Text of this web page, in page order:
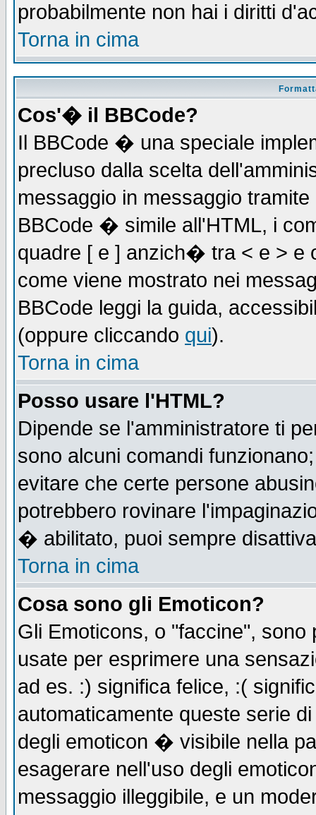
probabilmente non hai i diritti
Torna in cima
Cos'� il BBCode?
Il BBCode � una speciale
precluso dalla scelta
messaggio in messaggio
BBCode � simile all'HTML, i
quadre [ e ] anzich� tra < e > e
come viene mostrato nei
BBCode leggi la guida,
(oppure cliccando qui).
Torna in cima
Posso usare l'HTML?
Dipende se l'amministratore ti
sono alcuni comandi
evitare che certe persone
potrebbero rovinare
� abilitato, puoi sempre
Torna in cima
Cosa sono gli Emoticon?
Gli Emoticons, o "faccine",
usate per esprimere una
ad es. :) significa felice, :(
automaticamente queste serie
degli emoticon � visibile nella
esagerare nell'uso degli
messaggio illeggibile, e un